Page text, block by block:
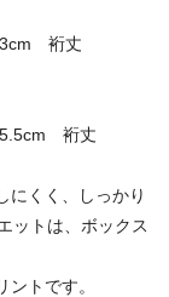
裄丈
裄丈
にくく、しっかり
ットは、ボックス
トです。